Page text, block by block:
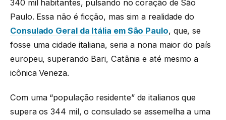
340 mil habitantes, pulsando no coração de São
Paulo. Essa não é ficção, mas sim a realidade do
Consulado Geral da Itália em São Paulo, que, se
fosse uma cidade italiana, seria a nona maior do país
europeu, superando Bari, Catânia e até mesmo a
icônica Veneza.
Com uma “população residente” de italianos que
supera os 344 mil, o consulado se assemelha a uma